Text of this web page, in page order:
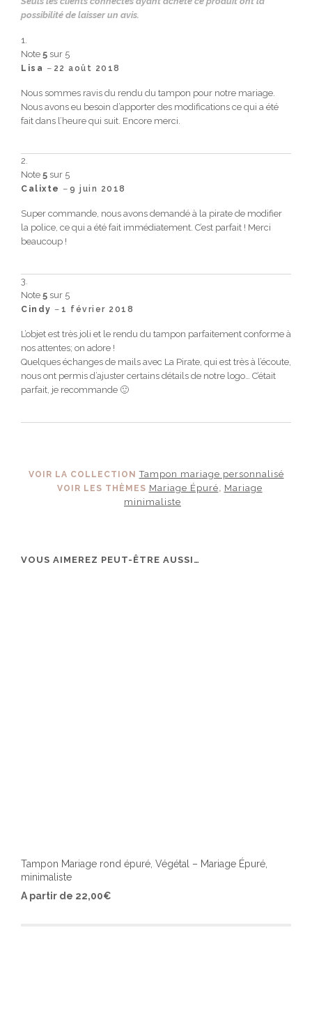
possibilité de laisser un avis.
Note 5 sur 5
Lisa – 22 août 2018
Nous sommes ravis du rendu du tampon pour notre mariage.
Nous avons eu besoin d’apporter des modifications ce qui a été
fait dans l’heure qui suit. Encore merci.
Note 5 sur 5
Calixte – 9 juin 2018
Super commande, nous avons demandé à la pirate de modifier
la police, ce qui a été fait immédiatement. C’est parfait ! Merci
beaucoup !
Note 5 sur 5
Cindy – 1 février 2018
L’objet est très joli et le rendu du tampon parfaitement conforme à
nos attentes; on adore !
Quelques échanges de mails avec La Pirate, qui est très à l’écoute,
nous ont permis d’ajuster certains détails de notre logo… C’était
parfait, je recommande 🙂
VOIR LA COLLECTIONTampon mariage personnalisé
VOIR LES THÈMES Mariage Épuré, Mariage
minimaliste
VOUS AIMEREZ PEUT-ÊTRE AUSSI…
Tampon Mariage rond épuré, Végétal – Mariage Épuré,
minimaliste
A partir de 22,00€